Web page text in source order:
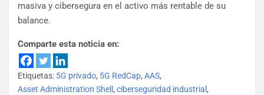
masiva y cibersegura en el activo más rentable de su
balance.
Comparte esta noticia en:
Etiquetas: 5G privado, 5G RedCap, AAS,
Asset Administration Shell , ciberseguridad industrial ,